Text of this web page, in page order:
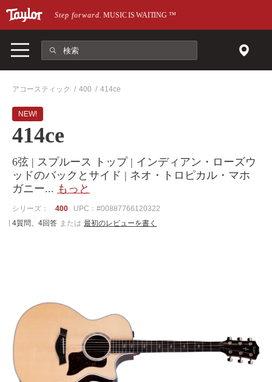
メインページにスキップ
Step forward. MUSIC IS WAITING™
アコースティック 400 414ce
NEW!
414ce
6弦 | スプルース トップ | インディアン・ローズウ
ッドのバックとサイド | ネオ・トロピカル・マホ
ガニー... もっと
シリーズ： 400
UPC：#00887766120322
4質問、4回答 または 最初のレビューを書く